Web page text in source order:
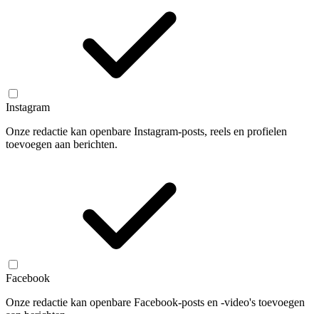
Instagram
Onze redactie kan openbare Instagram-posts, reels en profielen
toevoegen aan berichten.
Facebook
Onze redactie kan openbare Facebook-posts en -video's toevoegen